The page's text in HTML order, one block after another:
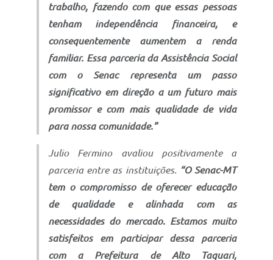
trabalho, fazendo com que essas pessoas
tenham independência financeira, e
consequentemente aumentem a renda
familiar. Essa parceria da Assistência Social
com o Senac representa um passo
significativo em direção a um futuro mais
promissor e com mais qualidade de vida
para nossa comunidade.”
Julio Fermino avaliou positivamente a
parceria entre as instituições.
“O Senac-MT
tem o compromisso de oferecer educação
de qualidade e alinhada com as
necessidades do mercado. Estamos muito
satisfeitos em participar dessa parceria
com a Prefeitura de Alto Taquari,